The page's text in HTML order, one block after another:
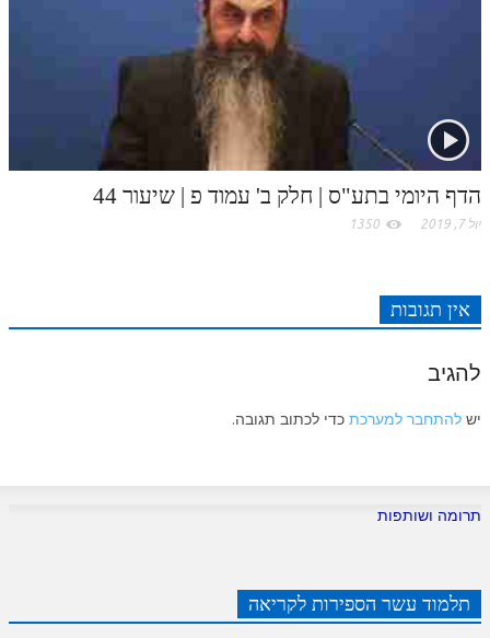
הדף היומי בתע"ס | חלק ב' עמוד פ | שיעור 44
יול 7, 2019 1350
אין תגובות
להגיב
יש להתחבר למערכת כדי לכתוב תגובה.
תרומה ושותפות
תלמוד עשר הספירות לקריאה